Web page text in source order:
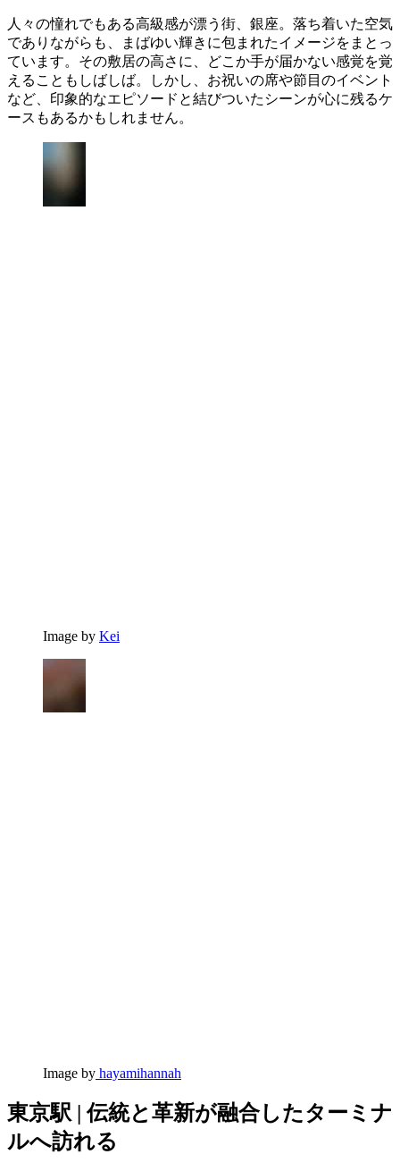
人々の憧れでもある高級感が漂う街、銀座。落ち着いた空気
でありながらも、まばゆい輝きに包まれたイメージをまとっ
ています。その敷居の高さに、どこか手が届かない感覚を覚
えることもしばしば。しかし、お祝いの席や節目のイベント
など、印象的なエピソードと結びついたシーンが心に残るケ
ースもあるかもしれません。
Image by Kei
Image by hayamihannah
東京駅 | 伝統と革新が融合したターミナ
ルへ訪れる